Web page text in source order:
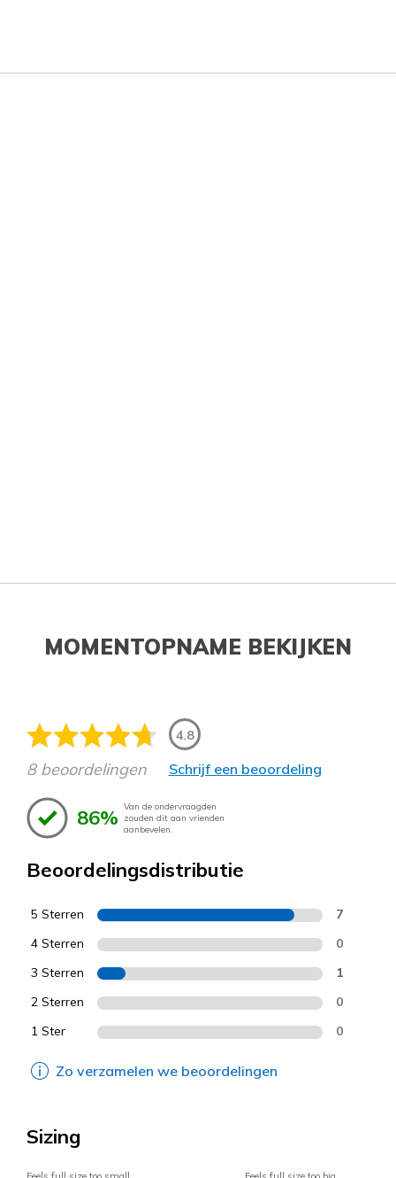
MOMENTOPNAME BEKIJKEN
4.8
8 beoordelingen Schrijf een beoordeling
86% Van de ondervraagden
zouden dit aan vrienden
aanbevelen.
Beoordelingsdistributie
5 Sterren 7
4 Sterren 0
3 Sterren 1
2 Sterren 0
1 Ster 0
Zo verzamelen we beoordelingen
Sizing